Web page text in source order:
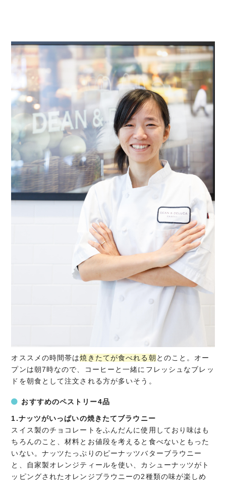
オススメの時間帯は焼きたてが食べれる朝 とのこと。オー
プンは朝7時なので、コーヒーと一緒にフレッシュなブレッ
ドを朝食として注文される方が多いそう。
おすすめのペストリー4品
1.ナッツがいっぱいの焼きたてブラウニー
スイス製のチョコレートをふんだんに使用しており味はも
ちろんのこと、材料とお値段を考えると食べないともった
いない。ナッツたっぷりのピーナッツバターブラウニー
と、自家製オレンジティールを使い、カシューナッツがト
ッピングされたオレンジブラウニーの2種類の味が楽しめ